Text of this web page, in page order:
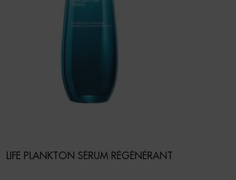
LIFE PLANKTON SÉRUM RÉGÉNÉRANT